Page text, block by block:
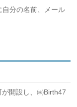
分の名前、メール
開設し、㈱Birth47